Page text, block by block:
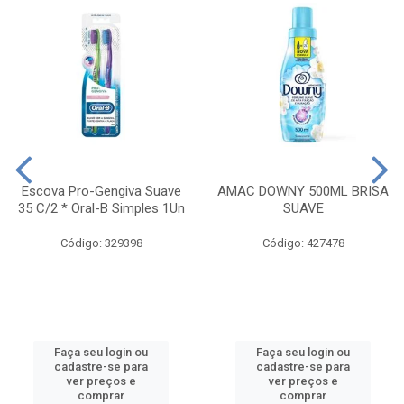
Escova Pro-Gengiva Suave
35 C/2 * Oral-B Simples 1Un
Código: 329398
Faça seu login ou
cadastre-se para
ver preços e
comprar
AMAC DOWNY 500ML BRISA
SUAVE
Código: 427478
Faça seu login ou
cadastre-se para
ver preços e
comprar